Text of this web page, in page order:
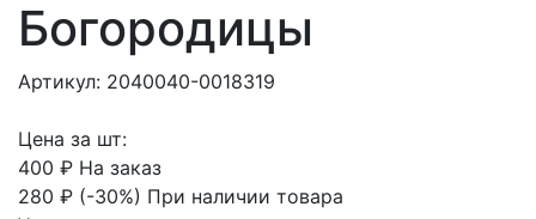
Богородицы
Артикул: 2040040-0018319
Цена за шт:
400 ₽ На заказ
280 ₽ (-30%) При наличии товара